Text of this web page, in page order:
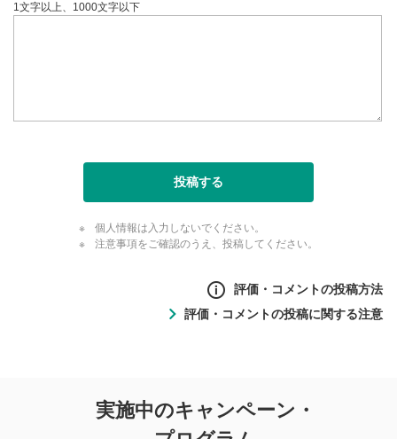
1文字以上、1000文字以下
投稿する
個人情報は入力しないでください。
注意事項をご確認のうえ、投稿してください。
評価・コメントの投稿方法
評価・コメントの投稿に関する注意
投稿に関する注意
実施中のキャンペーン・